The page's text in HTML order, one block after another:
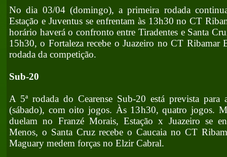
No dia 03/04 (domingo), a primeira rodada
Estação e Juventus se enfrentam às 13h30 no CT
horário haverá o confronto entre Tiradentes e Santa
15h30, o Fortaleza recebe o Juazeiro no CT Ribamar
rodada da competição.
Sub-20
A 5ª rodada do Cearense Sub-20 está prevista para
(sábado), com oito jogos. Às 13h30, quatro jogos.
duelam no Franzé Morais, Estação x Juazeiro se
Menos, o Santa Cruz recebe o Caucaia no CT
Maguary medem forças no Elzir Cabral.